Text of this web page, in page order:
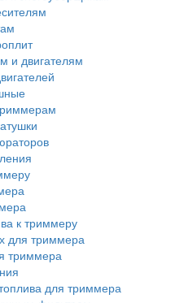
и двигателям
к триммеру
для триммера
триммера
для триммера